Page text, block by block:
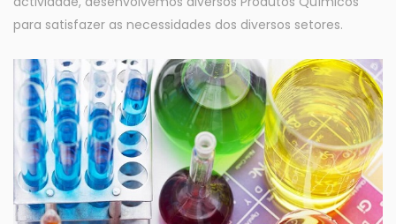
para satisfazer as necessidades dos diversos setores.